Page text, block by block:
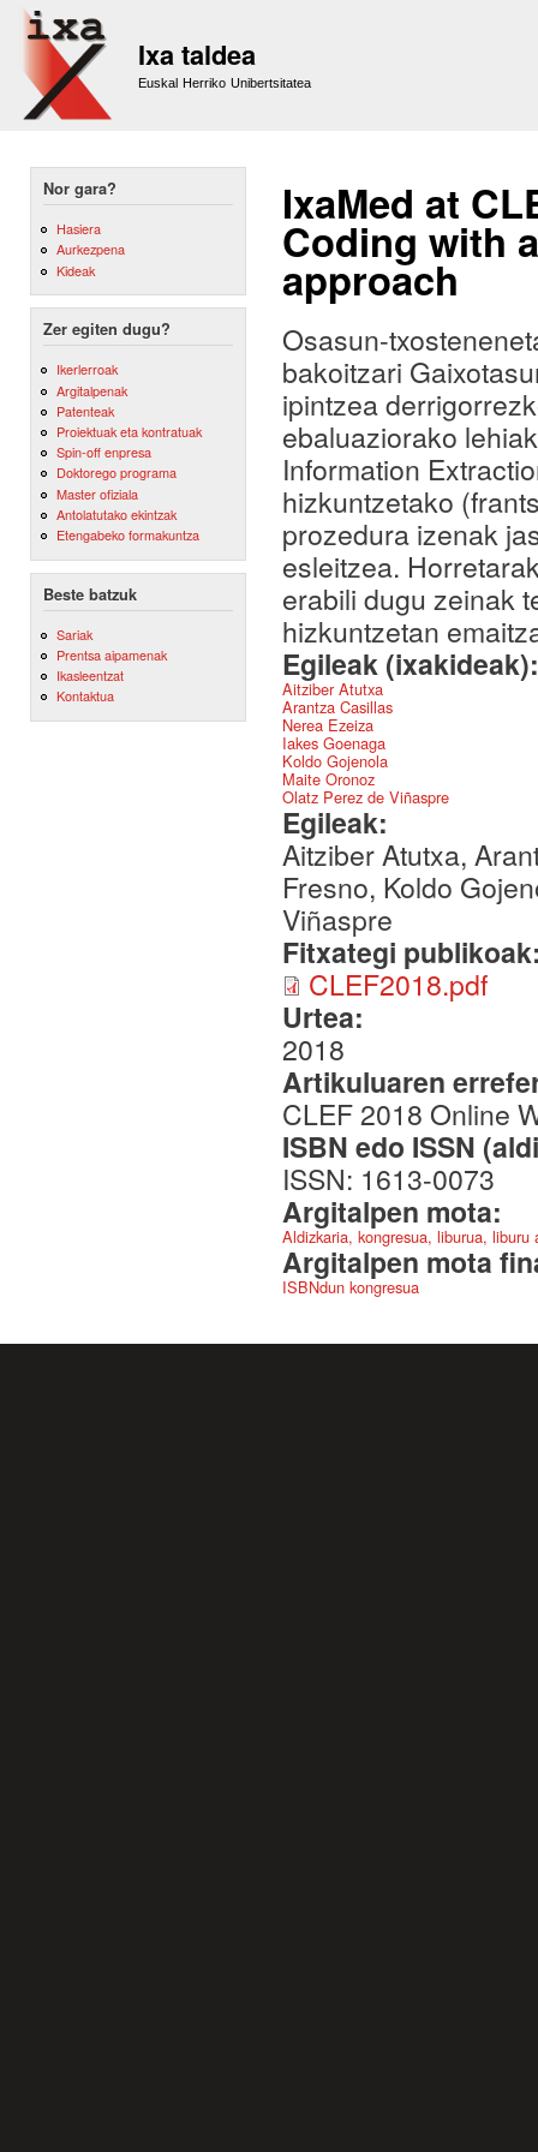
Ixa taldea
Euskal Herriko Unibertsitatea
Nor gara?
Hasiera
Aurkezpena
Kideak
Zer egiten dugu?
Ikerlerroak
Argitalpenak
Patenteak
Proiektuak eta kontratuak
Spin-off enpresa
Doktorego programa
Master ofiziala
Antolatutako ekintzak
Etengabeko formakuntza
Beste batzuk
Sariak
Prentsa aipamenak
Ikasleentzat
Kontaktua
IxaMed at
Coding with
approach
Osasun-
bakoitzari
ipintzea
ebaluaziorako
Information
hizkuntzetako
prozedura izenak
esleitzea.
erabili dugu zeinak
hizkuntzetan
Egileak
Aitziber Atutxa
Arantza Casillas
Nerea Ezeiza
Iakes Goenaga
Koldo Gojenola
Maite Oronoz
Olatz Perez de Viñaspre
Egileak:
Aitziber Atutxa,
Fresno, Koldo
Viñaspre
Fitxategi
CLEF2018.pdf
Urtea:
2018
Artikuluaren
CLEF 2018 Online
ISBN edo ISSN
ISSN: 1613-0073
Argitalpen mota:
Aldizkaria, kongresua, liburua,
Argitalpen mota
ISBNdun kongresua